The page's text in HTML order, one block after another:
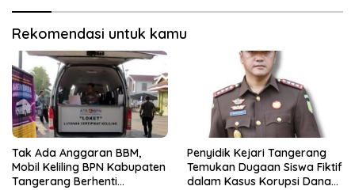
Rekomendasi untuk kamu
Tak Ada Anggaran BBM,
Mobil Keliling BPN Kabupaten
Tangerang Berhenti
Penyidik Kejari Tangerang
Temukan Dugaan Siswa Fiktif
dalam Kasus Korupsi Dana